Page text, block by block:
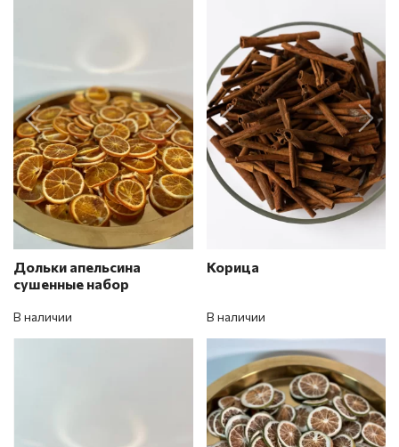
Дольки апельсина
сушенные набор
В наличии
Корица
В наличии